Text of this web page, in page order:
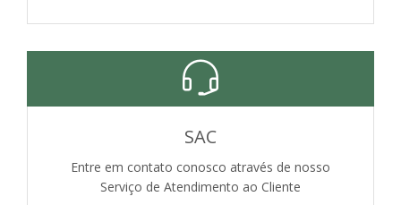
SAC
Entre em contato conosco através de nosso
Serviço de Atendimento ao Cliente